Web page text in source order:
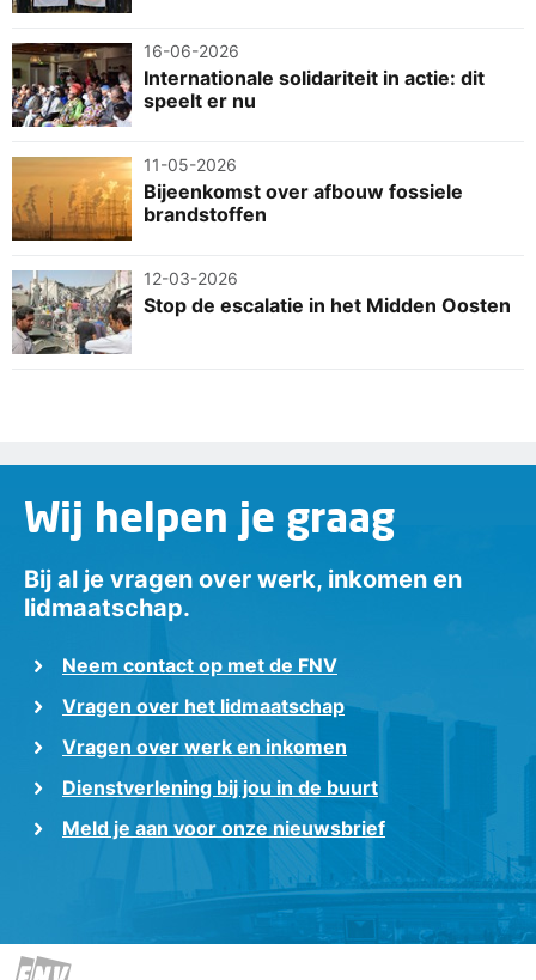
16-06-2026
Internationale solidariteit in actie: dit
speelt er nu
11-05-2026
Bijeenkomst over afbouw fossiele
brandstoffen
12-03-2026
Stop de escalatie in het Midden Oosten
Wij helpen je graag
Bij al je vragen over werk, inkomen en
lidmaatschap.
Neem contact op met de FNV
Vragen over het lidmaatschap
Vragen over werk en inkomen
Dienstverlening bij jou in de buurt
Meld je aan voor onze nieuwsbrief